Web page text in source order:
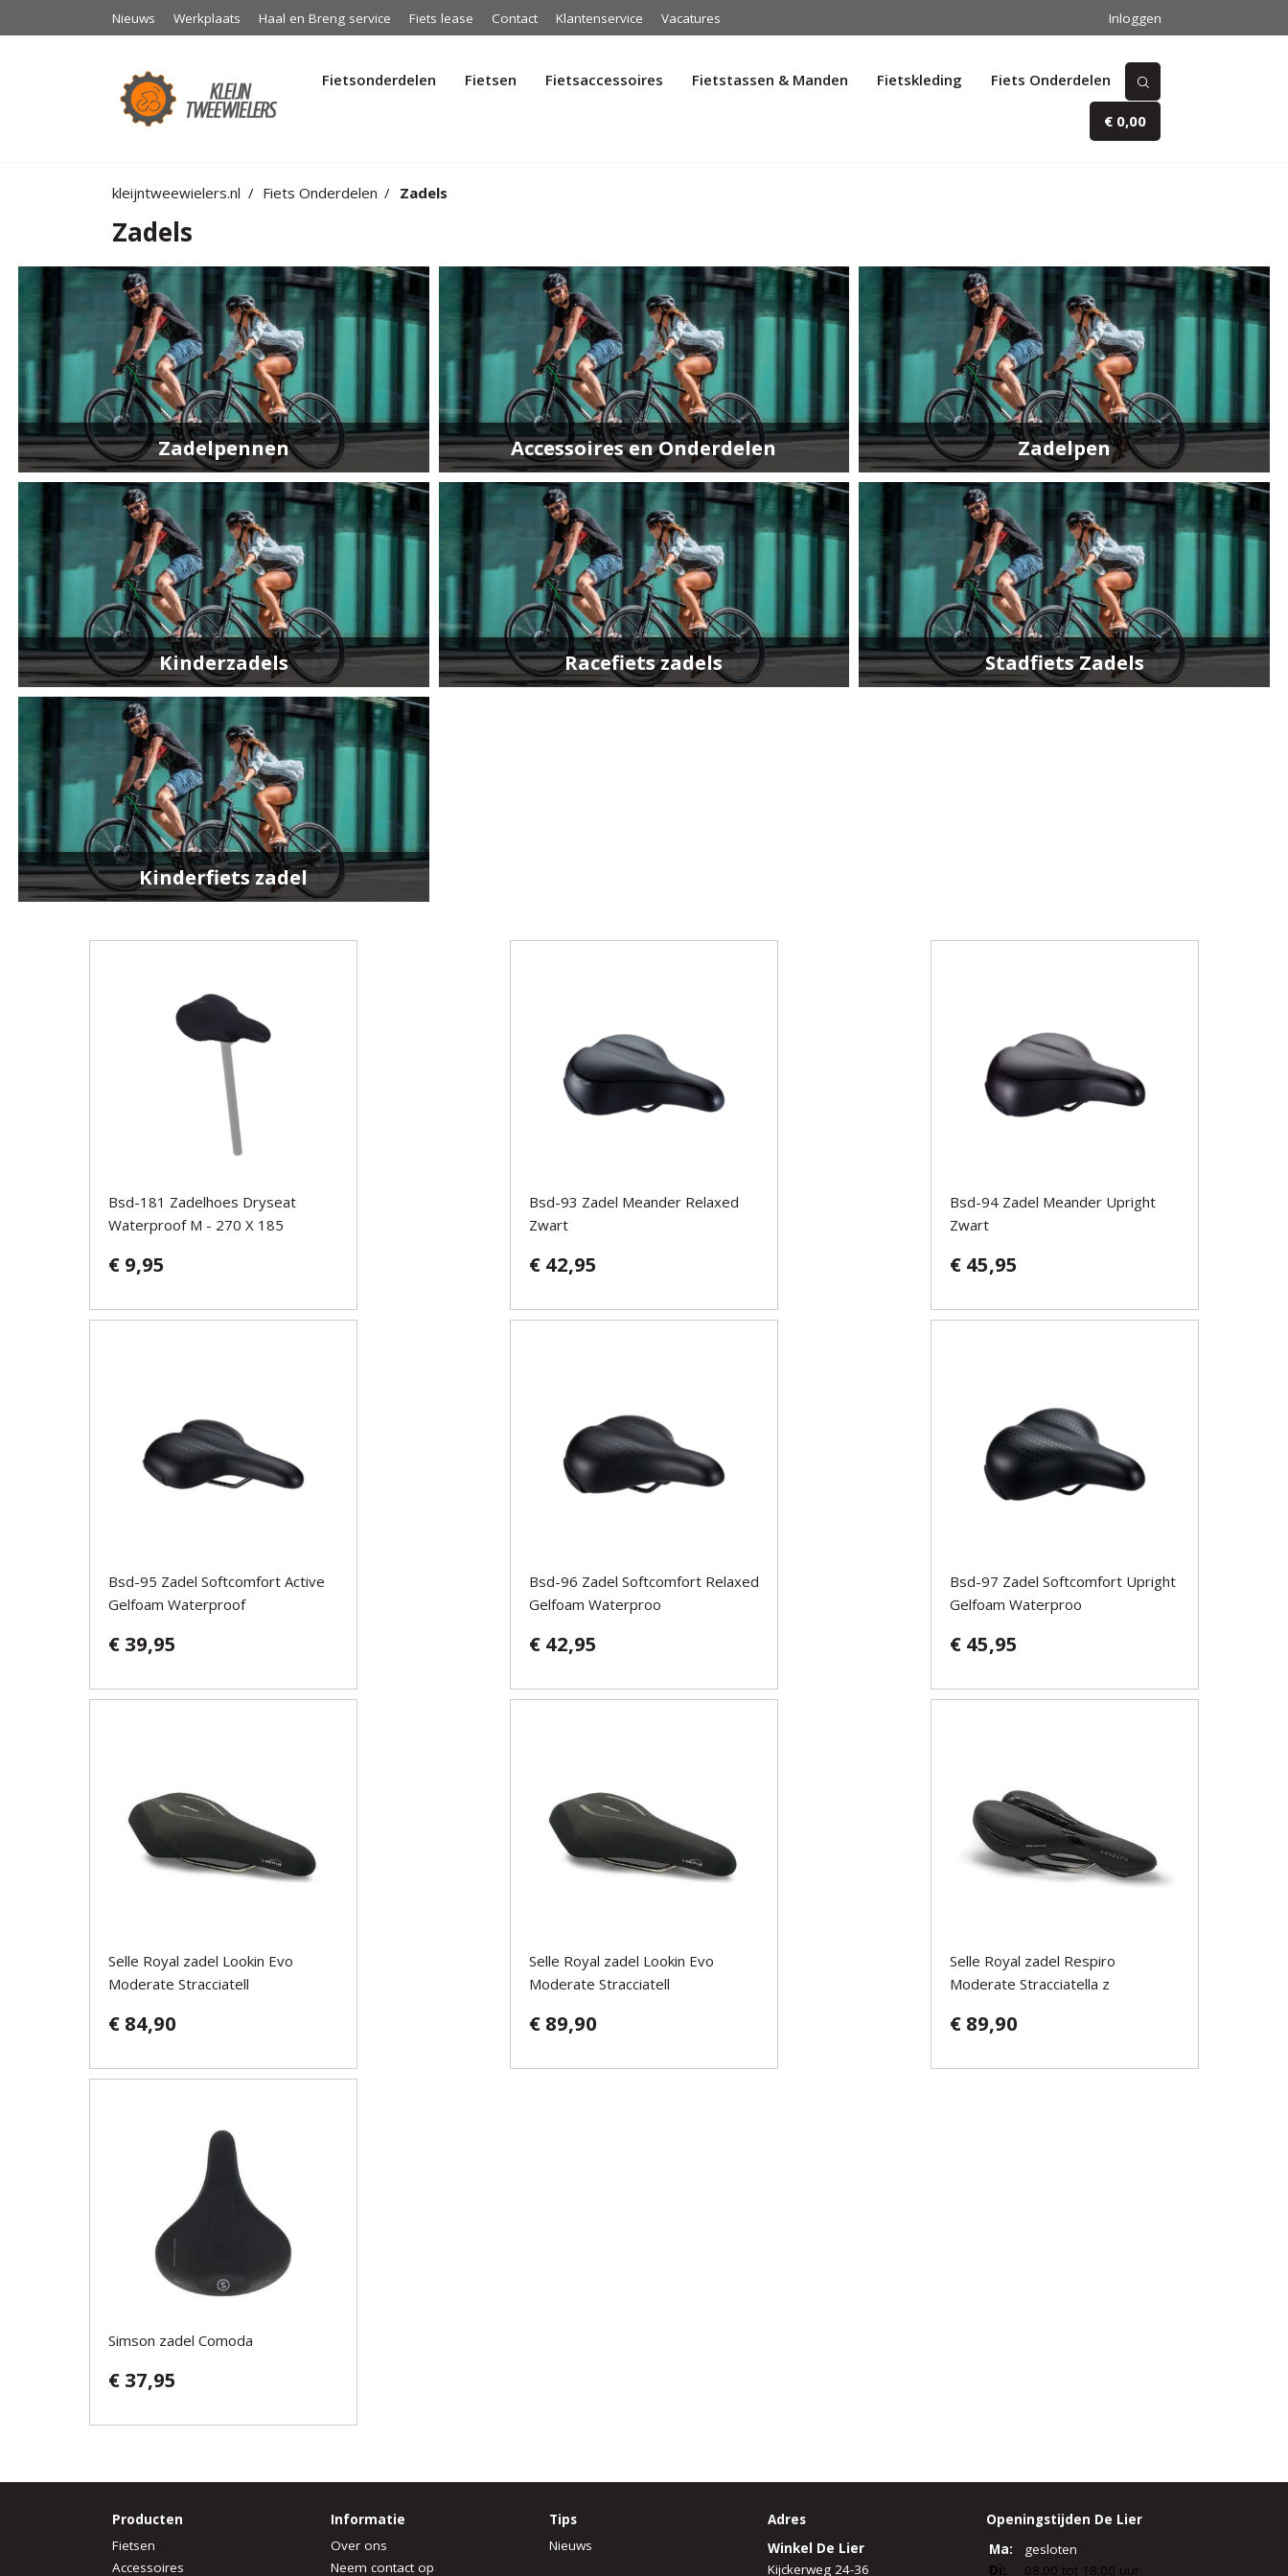
Nieuws Werkplaats Haal en Breng service Fiets lease Contact Klantenservice Vacatures Inloggen
Fietsonderdelen Fietsen Fietsaccessoires Fietstassen & Manden Fietskleding Fiets Onderdelen
€ 0,00
kleijntweewielers.nl Fiets Onderdelen Zadels
Zadels
Zadelpennen Accessoires en Onderdelen Zadelpen
Kinderzadels Racefiets zadels Stadfiets Zadels
Kinderfiets zadel
Bsd-181 Zadelhoes Dryseat
Waterproof M - 270 X 185
€ 9,95
Bsd-93 Zadel Meander Relaxed
Zwart
€ 42,95
Bsd-94 Zadel Meander Upright
Zwart
€ 45,95
Bsd-95 Zadel Softcomfort Active
Gelfoam Waterproof
€ 39,95
Bsd-96 Zadel Softcomfort Relaxed
Gelfoam Waterproo
€ 42,95
Bsd-97 Zadel Softcomfort Upright
Gelfoam Waterproo
€ 45,95
Selle Royal zadel Lookin Evo
Moderate Stracciatell
€ 84,90
Selle Royal zadel Lookin Evo
Moderate Stracciatell
€ 89,90
Selle Royal zadel Respiro
Moderate Stracciatella z
€ 89,90
Simson zadel Comoda
€ 37,95
Producten
Fietsen
Accessoires
Informatie
Over ons
Neem contact op
Tips
Nieuws
Adres
Winkel De Lier
Kijckerweg 24-36
Openingstijden De Lier
Ma:
gesloten
Di:
08.00 tot 18.00 uur